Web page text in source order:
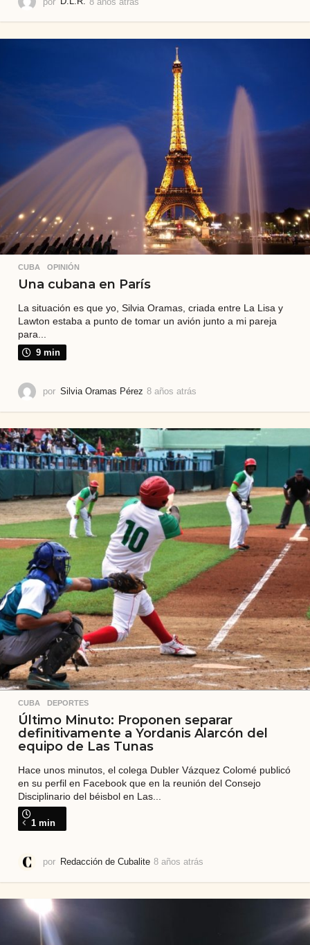
o
CUBA ,OPINIÓN
Una cubana en París
La situación es que yo, Silvia Oramas, criada entre La Lisa y
Lawton estaba a punto de tomar un avión junto a mi pareja
para...
9 min
por Silvia Oramas Pérez 8 años atrás
o
s
a
t
r
á
CUBA ,DEPORTES
Último Minuto: Proponen separar
definitivamente a Yordanis Alarcón del
equipo de Las Tunas
Hace unos minutos, el colega Dubler Vázquez Colomé publicó
en su perfil en Facebook que en la reunión del Consejo
Disciplinario del béisbol en Las...
1 min
por Redacción de Cubalite 8 años atrás
o